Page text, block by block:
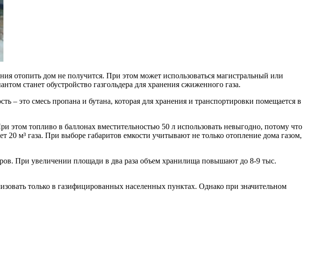
отопить дом не получится. При этом может использоваться магистральный или
станет обустройство газгольдера для хранения сжиженного газа.
– это смесь пропана и бутана, которая для хранения и транспортировки помещается в
топливо в баллонах вместительностью 50 л использовать невыгодно, потому что
м³ газа. При выборе габаритов емкости учитывают не только отопление дома газом,
При увеличении площади в два раза объем хранилища повышают до 8-9 тыс.
только в газифицированных населенных пунктах. Однако при значительном